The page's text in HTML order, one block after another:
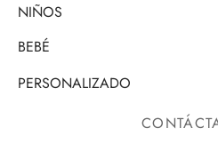
NIÑOS
BEBÉ
PERSONALIZADO